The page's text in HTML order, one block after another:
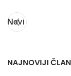
Novi
NAJNOVIJI